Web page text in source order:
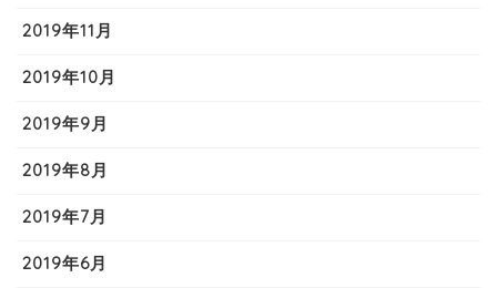
2019年11月
2019年10月
2019年9月
2019年8月
2019年7月
2019年6月